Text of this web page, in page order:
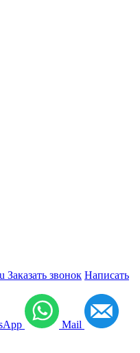
Заказать звонок Написать
Mail